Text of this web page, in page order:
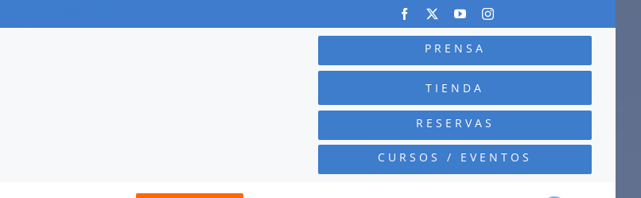
PRENSA
TIENDA
RESERVAS
CURSOS / EVENTOS